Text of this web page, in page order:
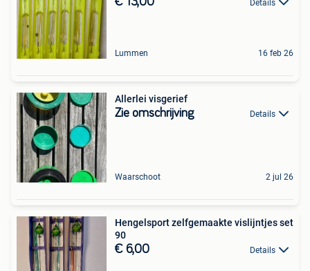
Details
Lummen 16 feb 26
Allerlei visgerief
Zie omschrijving Details
Waarschoot 2 jul 26
Hengelsport zelfgemaakte vislijntjes set
90
€ 6,00 Details